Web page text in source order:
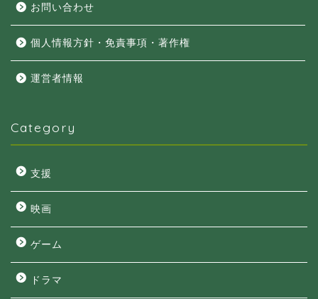
お問い合わせ
個人情報方針・免責事項・著作権
運営者情報
Category
支援
映画
ゲーム
ドラマ